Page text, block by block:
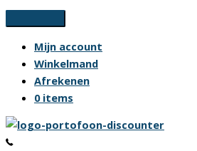
Ga
naar
inhoud
Mijn account
Winkelmand
Afrekenen
0 items